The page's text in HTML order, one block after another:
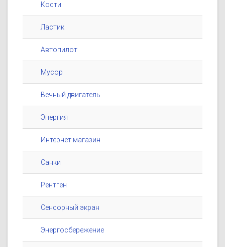
Кости
Ластик
Автопилот
Мусор
Вечный двигатель
Энергия
Интернет магазин
Санки
Рентген
Сенсорный экран
Энергосбережение